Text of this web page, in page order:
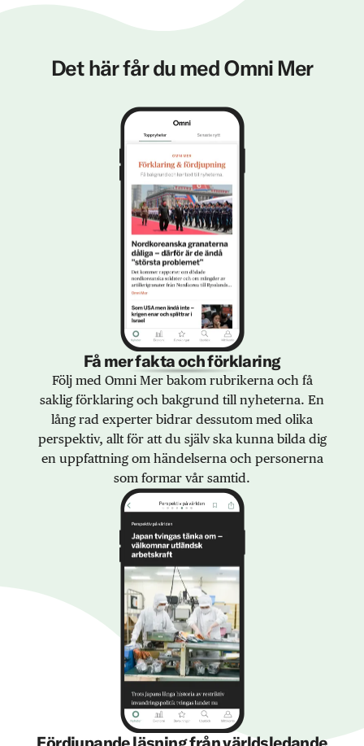
Det här får du med Omni Mer
Få mer fakta och förklaring
Följ med Omni Mer bakom rubrikerna och få
saklig förklaring och bakgrund till nyheterna. En
lång rad experter bidrar dessutom med olika
perspektiv, allt för att du själv ska kunna bilda dig
en uppfattning om händelserna och personerna
som formar vår samtid.